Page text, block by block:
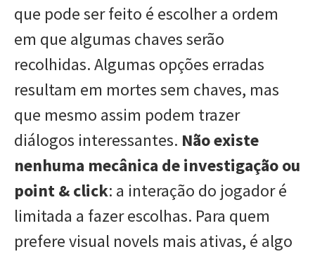
que pode ser feito é escolher a ordem
em que algumas chaves serão
recolhidas. Algumas opções erradas
resultam em mortes sem chaves, mas
que mesmo assim podem trazer
diálogos interessantes. Não existe
nenhuma mecânica de investigação ou
point & click: a interação do jogador é
limitada a fazer escolhas. Para quem
prefere visual novels mais ativas, é algo